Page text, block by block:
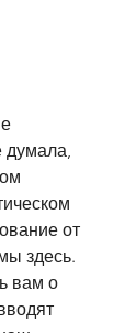
думала,
от
здесь.
вам о